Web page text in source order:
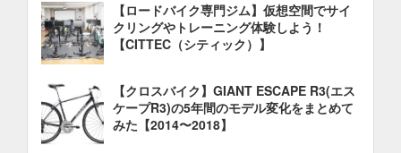
【ロードバイク専門ジム】仮想空間でサイ
クリングやトレーニング体験しよう！
【CITTEC（シティック）】
【クロスバイク】GIANT ESCAPE R3(エス
ケープR3)の5年間のモデル変化をまとめて
みた【2014〜2018】